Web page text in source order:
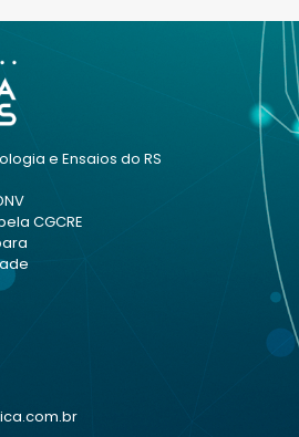
e Ensaios do RS
CGCRE